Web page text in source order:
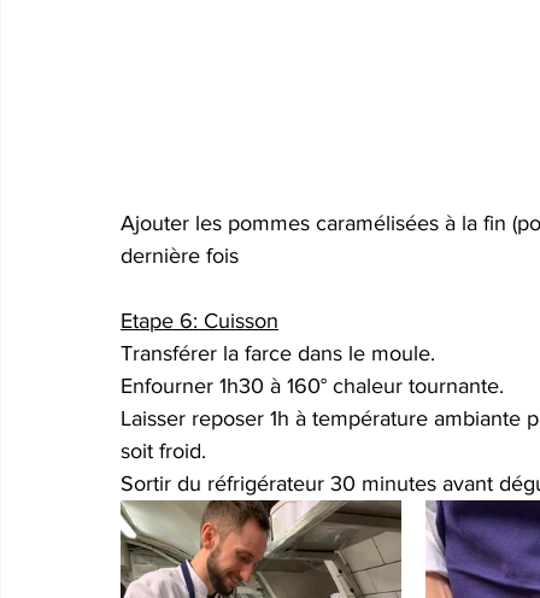
Ajouter les pommes caramélisées à la fin
dernière fois
Etape 6: Cuisson
Transférer la farce dans le moule.
Enfourner 1h30 à 160° chaleur tournante.
Laisser reposer 1h à température
soit froid.
Sortir du réfrigérateur 30 minutes avant